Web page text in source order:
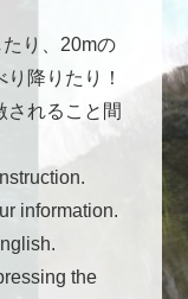
り、20mの
降りたり！
されること間
information.
the